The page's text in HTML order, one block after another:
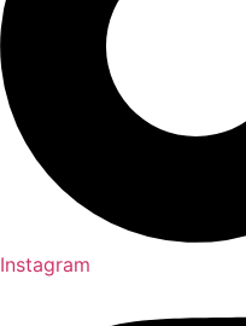
Instagram